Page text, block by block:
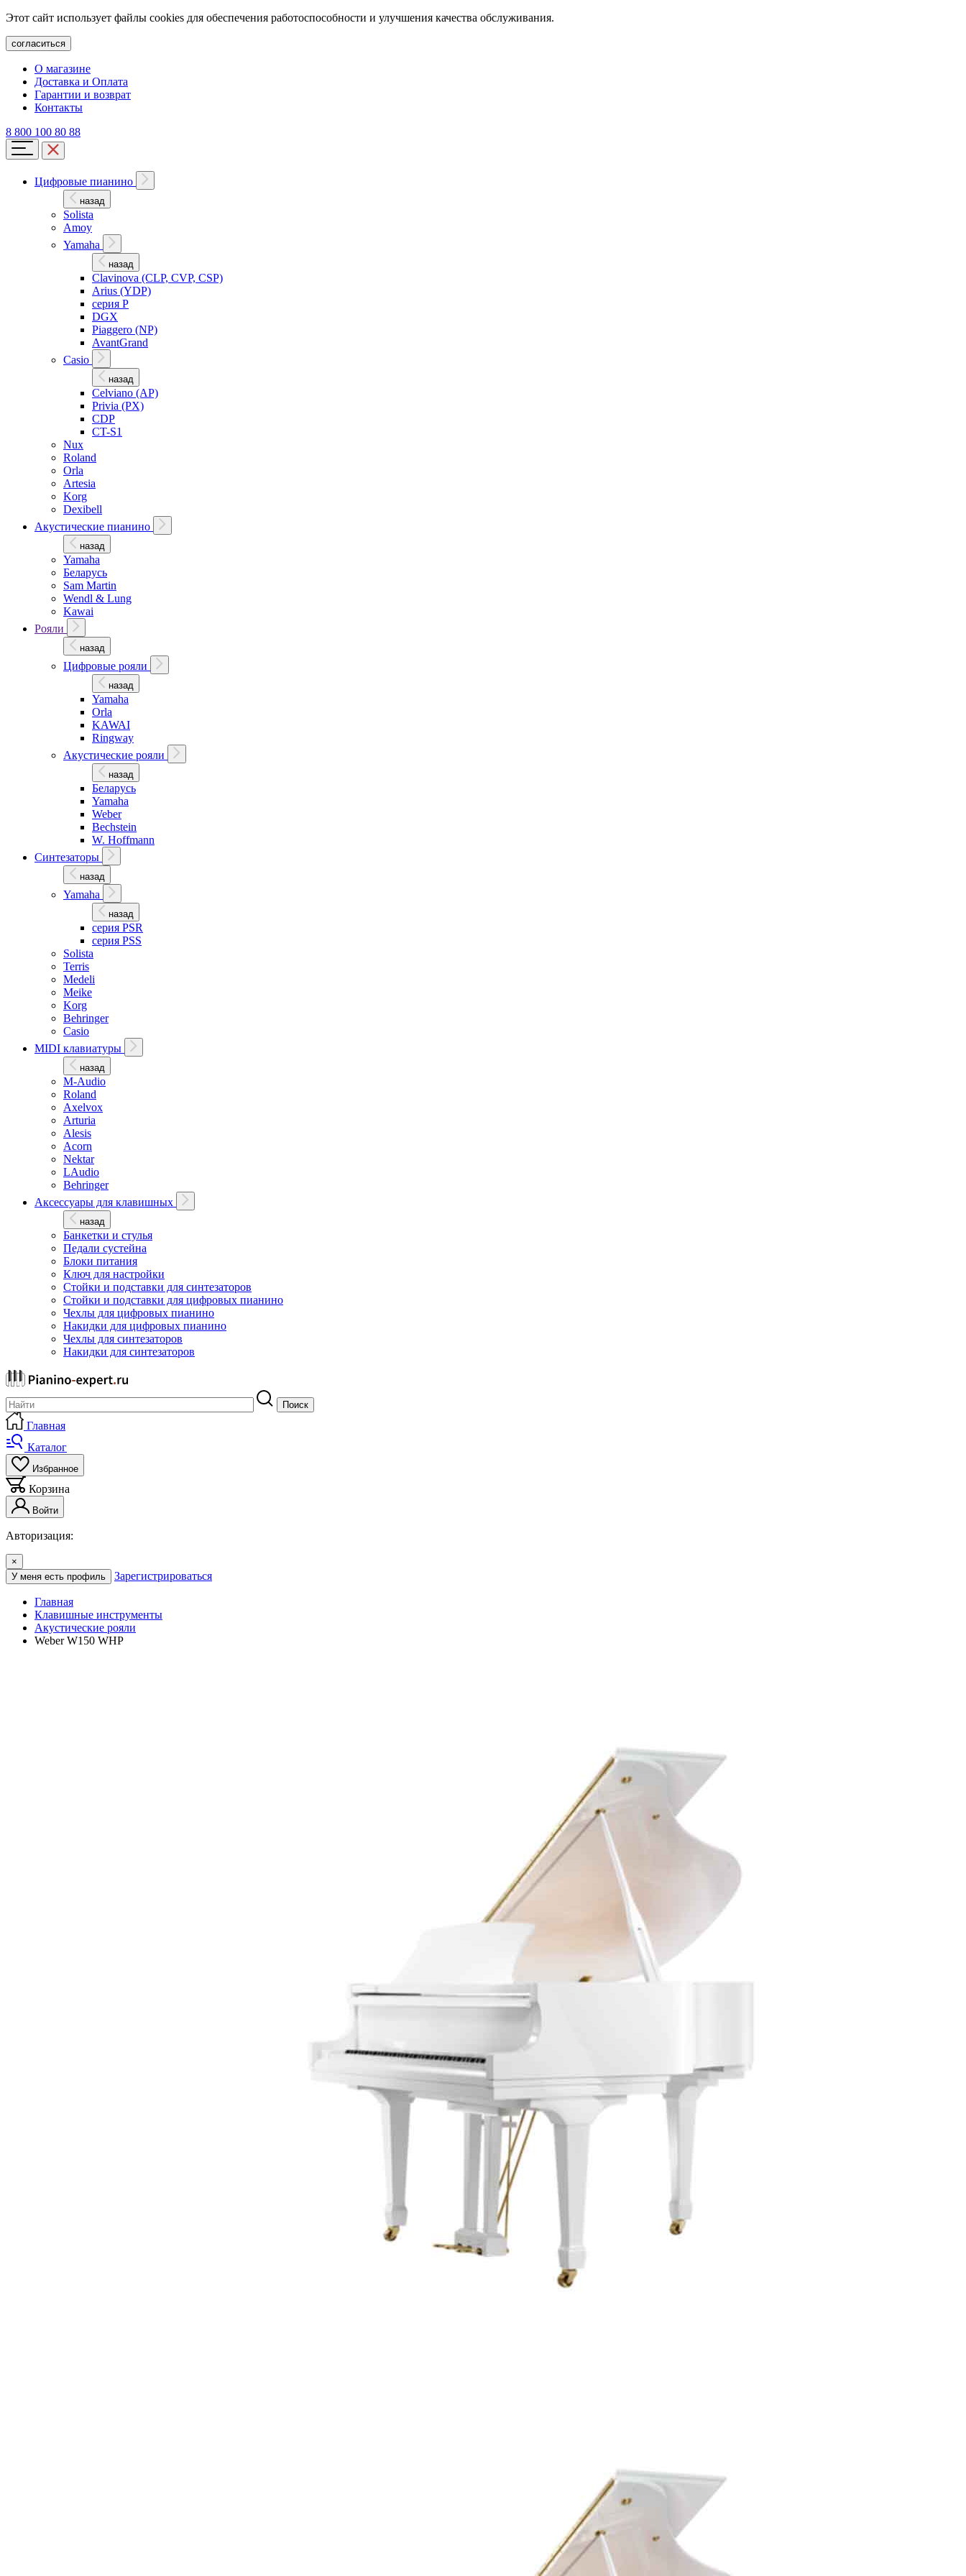
Этот сайт использует файлы cookies для обеспечения работоспособности и улучшения качества обслуживания.
согласиться
О магазине
Доставка и Оплата
Гарантии и возврат
Контакты
8 800 100 80 88
Цифровые пианино
назад
Solista
Amoy
Yamaha
назад
Clavinova (CLP, CVP, CSP)
Arius (YDP)
серия P
DGX
Piaggero (NP)
AvantGrand
Casio
назад
Celviano (AP)
Privia (PX)
CDP
CT-S1
Nux
Roland
Orla
Artesia
Korg
Dexibell
Акустические пианино
назад
Yamaha
Беларусь
Sam Martin
Wendl & Lung
Kawai
Рояли
назад
Цифровые рояли
назад
Yamaha
Orla
KAWAI
Ringway
Акустические рояли
назад
Беларусь
Yamaha
Weber
Bechstein
W. Hoffmann
Синтезаторы
назад
Yamaha
назад
серия PSR
серия PSS
Solista
Terris
Medeli
Meike
Korg
Behringer
Casio
MIDI клавиатуры
назад
M-Audio
Roland
Axelvox
Arturia
Alesis
Acorn
Nektar
LAudio
Behringer
Аксессуары для клавишных
назад
Банкетки и стулья
Педали сустейна
Блоки питания
Ключ для настройки
Стойки и подставки для синтезаторов
Стойки и подставки для цифровых пианино
Чехлы для цифровых пианино
Накидки для цифровых пианино
Чехлы для синтезаторов
Накидки для синтезаторов
Поиск
Главная
Каталог
Избранное
Корзина
Войти
Авторизация:
×
У меня есть профиль
Зарегистрироваться
Главная
Клавишные инструменты
Акустические рояли
Weber W150 WHP